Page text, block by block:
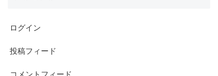
ログイン
投稿フィード
コメントフィード